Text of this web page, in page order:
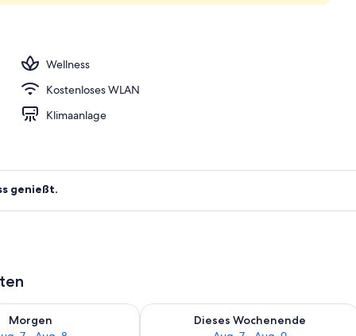
Wellness
Kostenloses WLAN
Klimaanlage
genießt.
Aug. 7.
Morgen
für morgen, Aug. 7 - Aug. 8.
Dieses Wochenende
Überprüfe die Verfügbarkeit für